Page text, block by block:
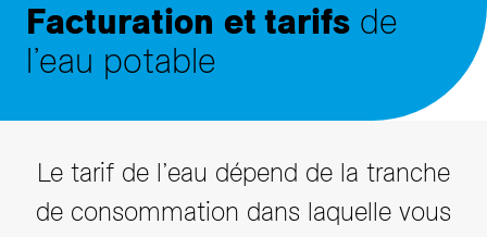
Facturation et tarifs de
l’eau potable
Le tarif de l’eau dépend de la tranche
de consommation dans laquelle vous